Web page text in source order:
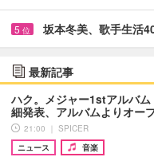
5 位 坂本冬美、歌手生活
最新記事
ハク。メジャー1stアルバ
細発表、アルバムよりオー
21:00 ｜ SPICER
ニュース
音楽